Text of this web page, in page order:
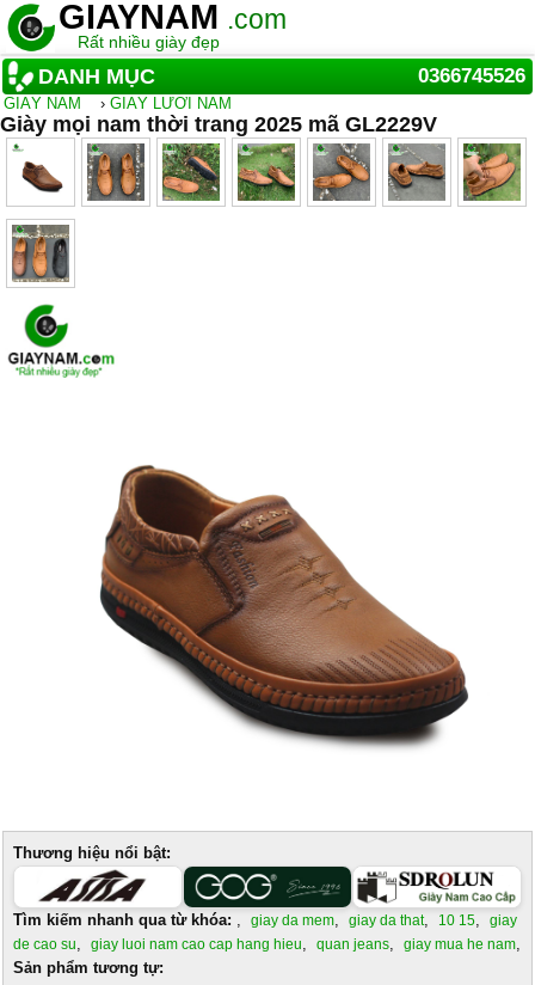
GIAYNAM .com
Rất nhiều giày đẹp
DANH MỤC 0366745526
GIẦY NAM › GIÀY LƯỜI NAM
Giày mọi nam thời trang 2025 mã GL2229V
Thương hiệu nổi bật:
Tìm kiếm nhanh qua từ khóa: , giay da mem, giay da that, 10 15, giay
de cao su, giay luoi nam cao cap hang hieu, quan jeans, giay mua he nam,
Sản phẩm tương tự: